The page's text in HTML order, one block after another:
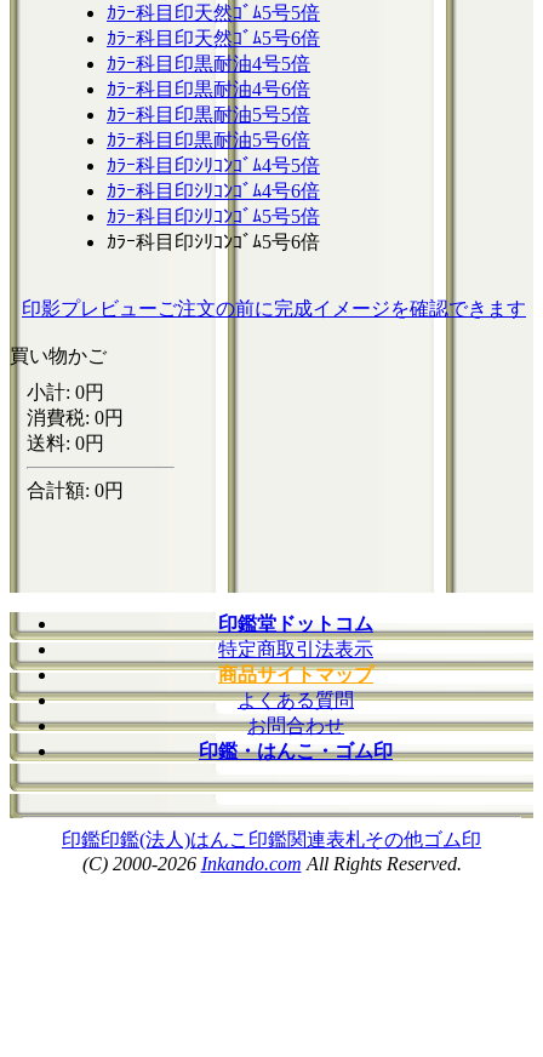
ｶﾗｰ科目印天然ｺﾞﾑ5号5倍
ｶﾗｰ科目印天然ｺﾞﾑ5号6倍
ｶﾗｰ科目印黒耐油4号5倍
ｶﾗｰ科目印黒耐油4号6倍
ｶﾗｰ科目印黒耐油5号5倍
ｶﾗｰ科目印黒耐油5号6倍
ｶﾗｰ科目印ｼﾘｺﾝｺﾞﾑ4号5倍
ｶﾗｰ科目印ｼﾘｺﾝｺﾞﾑ4号6倍
ｶﾗｰ科目印ｼﾘｺﾝｺﾞﾑ5号5倍
ｶﾗｰ科目印ｼﾘｺﾝｺﾞﾑ5号6倍
印影プレビューご注文の前に完成イメージを確認できます
買い物かご
印鑑堂ドットコム
特定商取引法表示
商品サイトマップ
よくある質問
お問合わせ
印鑑・はんこ・ゴム印
印鑑印鑑(法人)はんこ 印鑑関連表札その他ゴム印
(C) 2000-2026 Inkando.com All Rights Reserved.